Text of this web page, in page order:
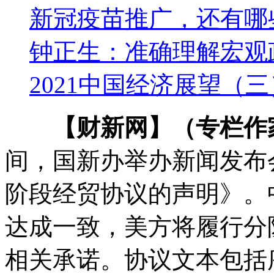
新冠疫苗推广，还有
钟正生：准确理解宏
2021中国经济展望（
【财新网】（专栏
间，国新办举办新闻发
阶段经贸协议的声明》
达成一致，美方将履行
相关承诺。协议文本包